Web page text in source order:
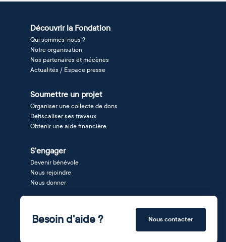
Découvrir la Fondation
Qui sommes-nous ?
Notre organisation
Nos partenaires et mécènes
Actualités / Espace presse
Soumettre un projet
Organiser une collecte de dons
Défiscaliser ses travaux
Obtenir une aide financière
S'engager
Devenir bénévole
Nous rejoindre
Nous donner
Besoin d'aide ? Nous contacter